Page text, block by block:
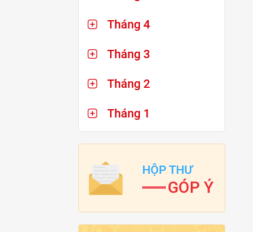
Tháng 4
Tháng 3
Tháng 2
Tháng 1
HỘP THƯ
GÓP Ý